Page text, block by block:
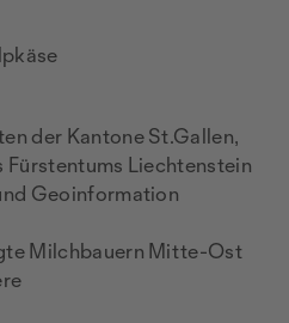
der Kantone St.Gallen,
Fürstentums Liechtenstein
Geoinformation
Milchbauern Mitte-Ost